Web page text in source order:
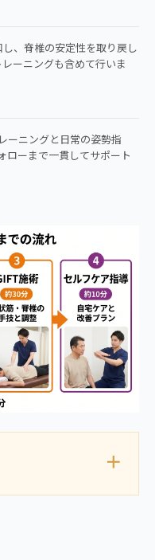
、脊椎の安定性を取り戻し
ーニングも含めて行いま
ーニングと日常の姿勢指
ローまで一貫してサポート